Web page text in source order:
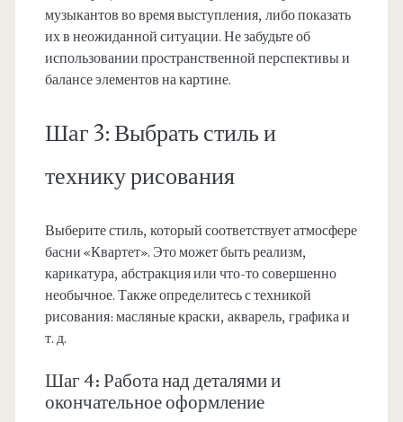
музыкантов во время выступления, либо показать
их в неожиданной ситуации. Не забудьте об
использовании пространственной перспективы и
балансе элементов на картине.
Шаг 3: Выбрать стиль и
технику рисования
Выберите стиль, который соответствует атмосфере
басни «Квартет». Это может быть реализм,
карикатура, абстракция или что-то совершенно
необычное. Также определитесь с техникой
рисования: масляные краски, акварель, графика и
т. д.
Шаг 4: Работа над деталями и
окончательное оформление